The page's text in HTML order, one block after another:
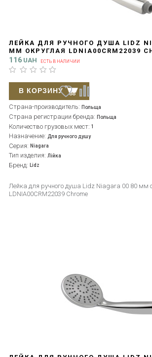
ЛЕЙКА ДЛЯ РУЧНОГО ДУША LIDZ
ММ ОКРУГЛАЯ LDNIA00CRM22039
116 UAH ЕСТЬ В НАЛИЧИИ
Страна-производитель: Польща
Страна регистрации бренда: Польща
Количество грузовых мест: 1
Назначение: Для ручного душу
Серия: Niagara
Тип изделия: Лійка
Бренд: Lidz
Лейка для ручного душа Lidz Niagara 00 80 мм
LDNIA00CRM22039 Chrome
В КОРЗИНУ